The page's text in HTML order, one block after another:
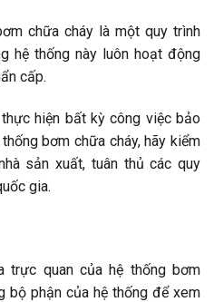
chữa cháy là một quy trình
hệ thống này luôn hoạt động
cấp.
hiện bất kỳ công việc bảo
bơm chữa cháy, hãy kiểm
sản xuất, tuân thủ các quy
gia.
trực quan của hệ thống bơm
bộ phận của hệ thống để xem